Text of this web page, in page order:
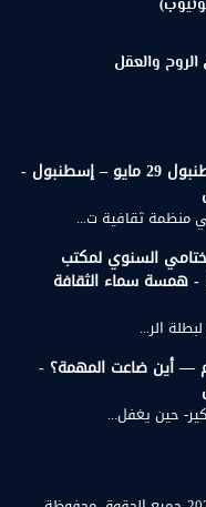
والعقل
زيارة علمية إلى جامعة مرمرة وجامعة إسطنبول 29 مايو – إسطنبول -
منظمة ثقافية ت...
السنوي لمكتب
- همسة سماء الثقافة
الر...
— أين ضاعت المهمة؟ -
حين يغفل...